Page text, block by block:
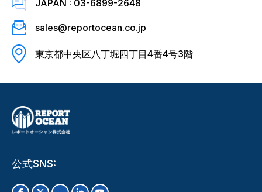
JAPAN : 03-6899-2648
sales@reportocean.co.jp
東京都中央区八丁堀四丁目4番4号3階
公式SNS: